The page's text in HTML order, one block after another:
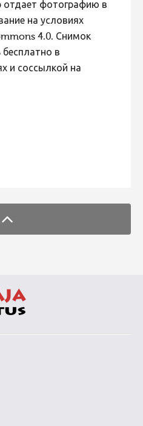
фотографию в
на условиях
4.0. Снимок
в
и соссылкой на